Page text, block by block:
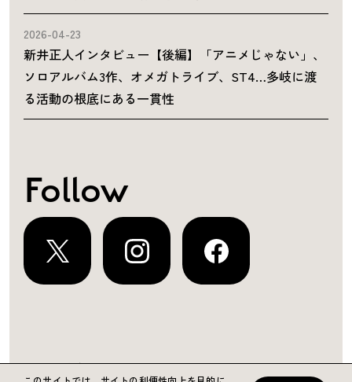
2026-04-23
新井正人インタビュー【後編】「アニメじゃない」、
ソロアルバム3作、オメガトライブ、ST4…多岐に渡
る活動の根底にある一貫性
Follow
運営会社 プライバシーポリシー お問い合わせ